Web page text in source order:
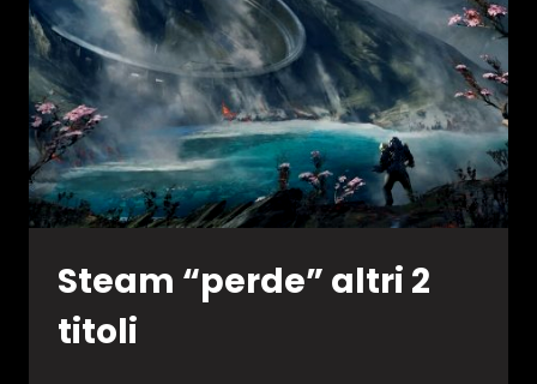
3
Steam “perde” altri 2
titoli